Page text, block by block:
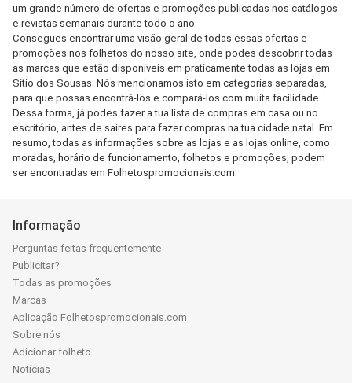
um grande número de ofertas e promoções publicadas nos catálogos
e revistas semanais durante todo o ano.
Consegues encontrar uma visão geral de todas essas ofertas e
promoções nos folhetos do nosso site, onde podes descobrir todas
as marcas que estão disponíveis em praticamente todas as lojas em
Sítio dos Sousas. Nós mencionamos isto em categorias separadas,
para que possas encontrá-los e compará-los com muita facilidade.
Dessa forma, já podes fazer a tua lista de compras em casa ou no
escritório, antes de saires para fazer compras na tua cidade natal. Em
resumo, todas as informações sobre as lojas e as lojas online, como
moradas, horário de funcionamento, folhetos e promoções, podem
ser encontradas em Folhetospromocionais.com.
Informação
Perguntas feitas frequentemente
Publicitar?
Todas as promoções
Marcas
Aplicação Folhetospromocionais.com
Sobre nós
Adicionar folheto
Notícias